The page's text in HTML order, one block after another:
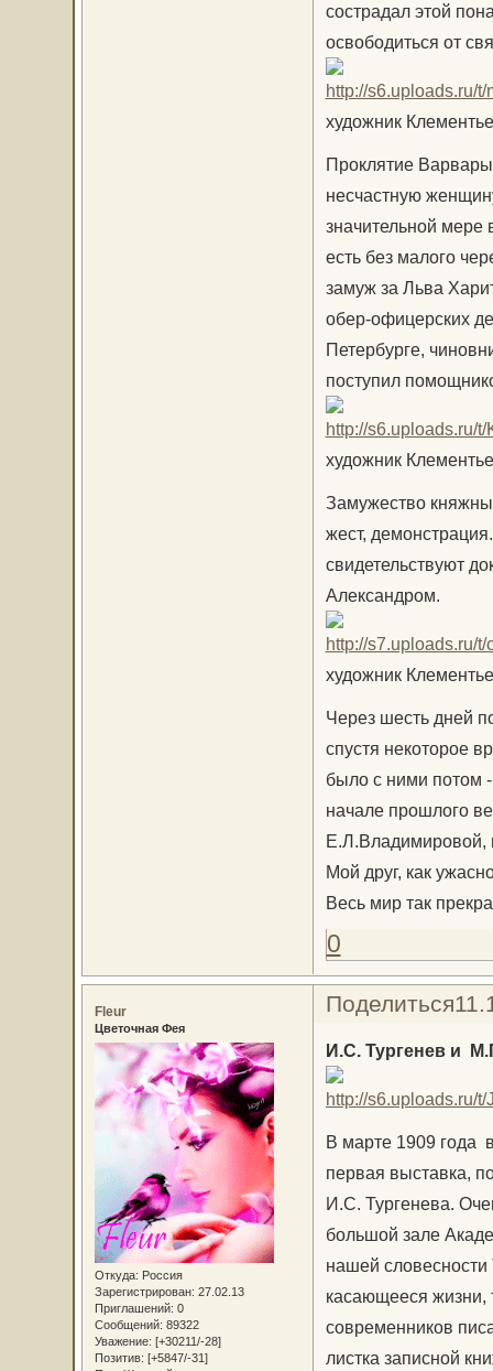
сострадал этой
освободиться от
художник
Проклятие
несчастную
значительной мере
есть без малого
замуж за Льва
обер-офицерских
Петербурге,
поступил
художник
Замужество княжны
жест,
свидетельствуют
Александром.
художник
Через шесть дней
спустя некоторое
было с ними потом
начале прошлого
Е.Л.Владимировой,
Мой друг, как
Весь мир так
0
Поделиться
Fleur
Цветочная Фея
Откуда: Россия
Зарегистрирован: 27.02.13
Приглашений: 0
Сообщений: 89322
Уважение: [+30211/-28]
Позитив: [+5847/-31]
И.С. Тургенев и
В марте 1909 года
первая выставка,
И.С. Тургенева.
большой зале
нашей
касающееся жизни,
современников
листка записной